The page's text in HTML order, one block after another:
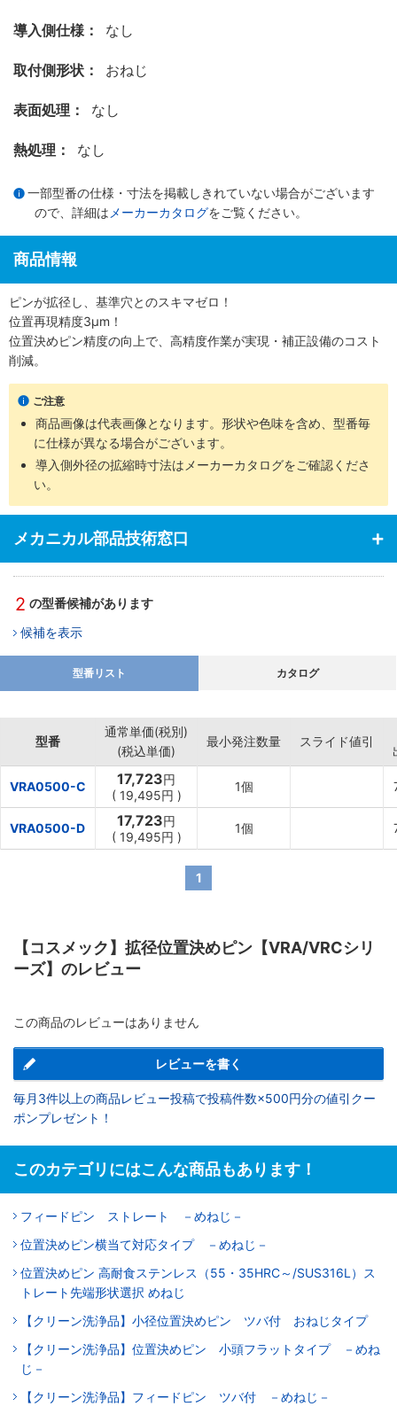
導入側仕様： なし
取付側形状： おねじ
表面処理： なし
熱処理： なし
一部型番の仕様・寸法を掲載しきれていない場合がございます
ので、詳細は メーカーカタログをご覧ください。
商品情報
ピンが拡径し、基準穴とのスキマゼロ！
位置再現精度3μm！
位置決めピン精度の向上で、高精度作業が実現・補正設備のコスト
削減。
ご注意
商品画像は代表画像となります。形状や色味を含め、型番毎
に仕様が異なる場合がございます。
導入側外径の拡縮時寸法はメーカーカタログをご確認くださ
い。
メカニカル部品技術窓口
2 の型番候補があります
候補を表示
型番リスト カタログ
型番
通常単価(税別)
(税込単価)
最小発注数量 スライド値引
VRA0500-C 17,723円
( 19,495円 )
1個
VRA0500-D 17,723円
( 19,495円 )
1個
1
【コスメック】拡径位置決めピン【VRA/VRCシリ
ーズ】のレビュー
この商品のレビューはありません
レビューを書く
毎月3件以上の商品レビュー投稿で投稿件数×500円分の値引クー
ポンプレゼント！
このカテゴリにはこんな商品もあります！
フィードピン ストレート －めねじ－
位置決めピン横当て対応タイプ －めねじ－
位置決めピン 高耐食ステンレス（55・35HRC～/SUS316L）ス
トレート先端形状選択 めねじ
【クリーン洗浄品】小径位置決めピン ツバ付 おねじタイプ
【クリーン洗浄品】位置決めピン 小頭フラットタイプ －めね
じ－
【クリーン洗浄品】フィードピン ツバ付 －めねじ－